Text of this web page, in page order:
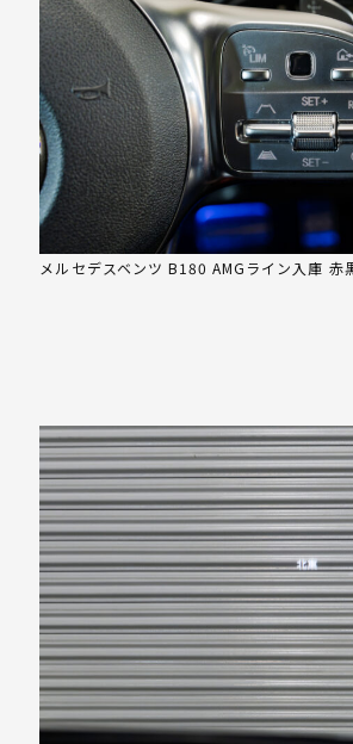
メルセデスベンツ B180 AMGライン入庫